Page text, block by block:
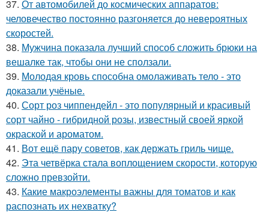
37. От автомобилей до космических аппаратов:
человечество постоянно разгоняется до невероятных
скоростей.
38. Мужчина показала лучший способ сложить брюки на
вешалке так, чтобы они не сползали.
39. Молодая кровь способна омолаживать тело - это
доказали учёные.
40. Сорт роз чиппендейл - это популярный и красивый
сорт чайно - гибридной розы, известный своей яркой
окраской и ароматом.
41. Вот ещё пару советов, как держать гриль чище.
42. Эта четвёрка стала воплощением скорости, которую
сложно превзойти.
43. Какие макроэлементы важны для томатов и как
распознать их нехватку?